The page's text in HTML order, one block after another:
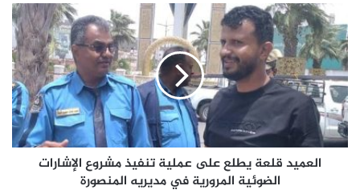
العميد
قلعة
يطلع
على
عملية
تنفيذ
مشروع
الإشارات
الضوئية
المروريةالعميد قلعة يطلع على عملية تنفيذ مشروع الإشارات
الضوئية المرورية في مديريه المنصورة